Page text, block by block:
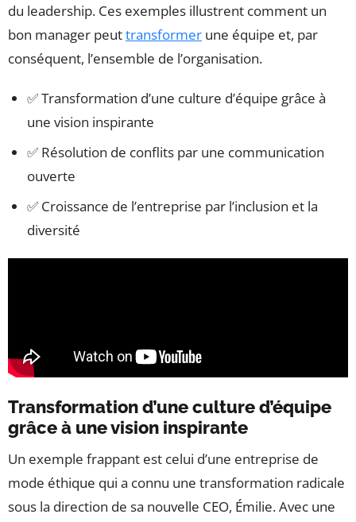
du leadership. Ces exemples illustrent comment un
bon manager peuttransformer une équipe et, par
conséquent, l’ensemble de l’organisation.
✅ Transformation d’une culture d’équipe grâce à
une vision inspirante
✅ Résolution de conflits par une communication
ouverte
✅ Croissance de l’entreprise par l’inclusion et la
diversité
Transformation d’une culture d’équipe
grâce à une vision inspirante
Un exemple frappant est celui d’une entreprise de
mode éthique qui a connu une transformation radicale
sous la direction de sa nouvelle CEO, Émilie. Avec une